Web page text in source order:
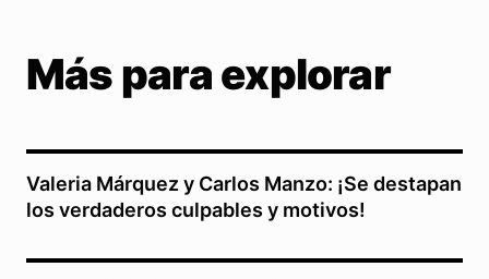
Más para explorar
Valeria Márquez y Carlos Manzo: ¡Se destapan
los verdaderos culpables y motivos!